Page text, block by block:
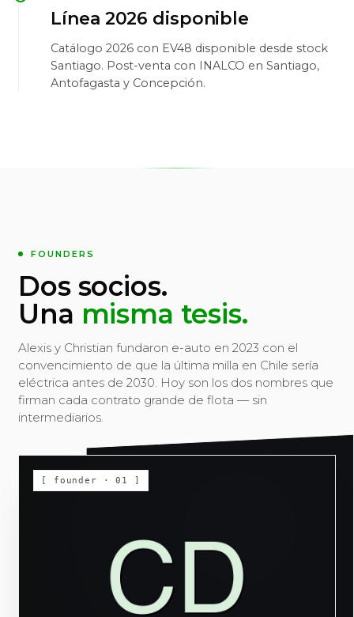
Línea 2026 disponible
Catálogo 2026 con EV48 disponible desde stock
Santiago. Post-venta con INALCO en Santiago,
Antofagasta y Concepción.
FOUNDERS
Dos socios.
Una misma tesis.
Alexis y Christian fundaron e-auto en 2023 con el
convencimiento de que la última milla en Chile sería
eléctrica antes de 2030. Hoy son los dos nombres que
firman cada contrato grande de flota — sin
intermediarios.
[ founder · 01 ]